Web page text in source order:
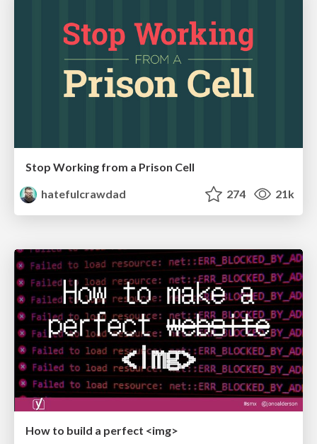
Stop Working from a Prison Cell
hatefulcrawdad
274 21k
How to build a perfect <img>